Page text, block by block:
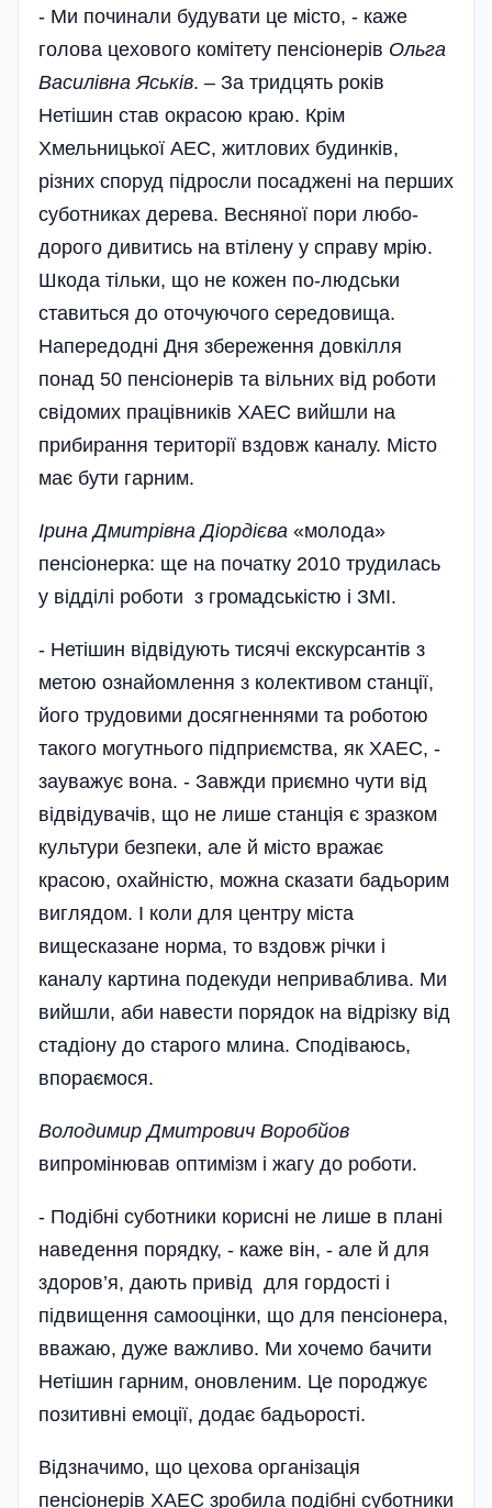
- Ми починали будувати це місто, - каже
голова цехового комітету пенсіонерів Ольга
Василівна Яськів. – За тридцять років
Нетішин став окрасою краю. Крім
Хмельницької АЕС, житлових будинків,
різних споруд підросли посаджені на перших
суботниках дерева. Весняної пори любо-
дорого дивитись на втілену у справу мрію.
Шкода тільки, що не кожен по-людськи
ставиться до оточуючого середовища.
Напередодні Дня збереження довкілля
понад 50 пенсіонерів та вільних від роботи
свідомих працівників ХАЕС вийшли на
прибирання території вздовж каналу. Місто
має бути гарним.
Ірина Дмитрівна Діордієва «молода»
пенсіонерка: ще на початку 2010 трудилась
у відділі роботи з громадськістю і ЗМІ.
- Нетішин відвідують тисячі екскурсантів з
метою ознайо­млення з колективом станції,
його трудовими досягненнями та роботою
такого могутнього підприємства, як ХАЕС, -
зауважує вона. - Завжди приємно чути від
відвідувачів, що не лише станція є зразком
культури безпеки, але й місто вражає
красою, охайністю, можна сказати бадьорим
виглядом. І коли для центру міста
вищесказане норма, то вздовж річки і
каналу картина подекуди неприваблива. Ми
вийшли, аби навести порядок на відрізку від
стадіону до старого млина. Сподіваюсь,
впораємося.
Володимир Дмитрович Воро­бйов
випромінював оптимізм і жагу до роботи.
- Подібні суботники корисні не лише в плані
наведення порядку, - каже він, - але й для
здоров’я, дають привід для гордості і
підвищення самооцінки, що для пенсіонера,
вважаю, дуже важливо. Ми хочемо бачити
Нетішин гарним, оновленим. Це породжує
позитивні емоції, додає бадьорості.
Відзначимо, що цехова організація
пенсіонерів ХАЕС зробила подібні суботники